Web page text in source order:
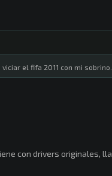
el fifa 2011 con mi
con drivers originales,